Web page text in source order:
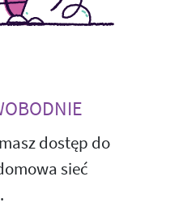
dostęp do
sieć